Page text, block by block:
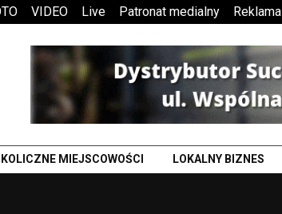
VIDEO Live Patronat medialny Reklama
MIEJSCOWOŚCI LOKALNY BIZNES